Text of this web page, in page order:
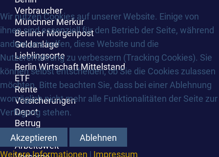
Verbraucher
Münchner Merkur
Berliner Morgenpost
Geldanlage
Lieblingsorte
Berlin Wirtschaft Mittelstand
ETF
Rente
Versicherungen
Depot
Betrug
Erbe
Arbeitswelt
Wir nutzen Cookies auf unserer Website. Einige von
ihnen sind essenziell für den Betrieb der Seite, während
andere uns helfen, diese Website und die
Nutzererfahrung zu verbessern (Tracking Cookies). Sie
können selbst entscheiden, ob Sie die Cookies zulassen
möchten. Bitte beachten Sie, dass bei einer Ablehnung
womöglich nicht mehr alle Funktionalitäten der Seite zur
Verfügung stehen.
Akzeptieren
Ablehnen
Weitere Informationen | Impressum